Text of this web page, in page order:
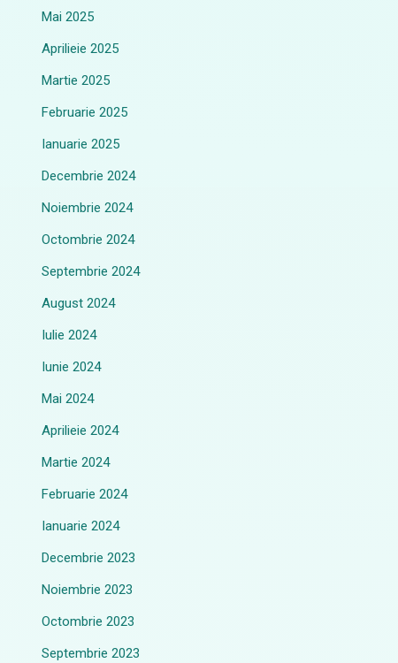
Mai 2025
Aprilieie 2025
Martie 2025
Februarie 2025
Ianuarie 2025
Decembrie 2024
Noiembrie 2024
Octombrie 2024
Septembrie 2024
August 2024
Iulie 2024
Iunie 2024
Mai 2024
Aprilieie 2024
Martie 2024
Februarie 2024
Ianuarie 2024
Decembrie 2023
Noiembrie 2023
Octombrie 2023
Septembrie 2023